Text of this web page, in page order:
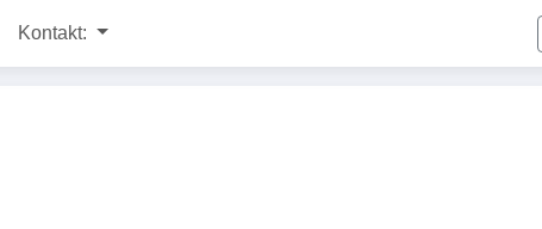
Kontakt: